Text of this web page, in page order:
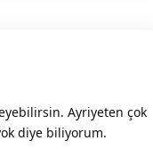
Ayriyeten çok
diye biliyorum.